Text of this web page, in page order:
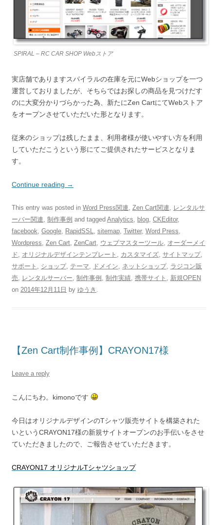
SPIRAL – RC CAR SHOP Webストア
実店舗でありますスパイラルの在庫を元にWebショップを一つ
運営しておりましたが、そちらではお探しの商品を見つけだす
のに大変分かりづらかった為、新たにZen CartにてWebストア
をオープンさせていただいた形となります。
従来のショップは残したまま、利用者様が使いやすい方を利用
していただこうという形にてご提供されたサービスとなりま
す。
Continue reading →
This entry was posted in Word Press関連, Zen Cart関連, レンタルサ
ーバー関連, 制作事例 and tagged Analytics, blog, CKEditor,
facebook, Google, RapidSSL, sitemap, Twitter, Word Press,
Wordpress, Zen Cart, ZenCart, ウェブマスターツール, オーダーメイ
ド , オリジナルデザインテンプレート , カスタマイズ, サイトマップ,
サポート , ショップ, テーマ, ドメイン, ネットショップ, ラジコン販
売, レンタルサーバー, 制作事例 , 制作実績, 携帯サイト , 新規OPEN
on 2014年12月11日 by ゆうき .
【Zen Cart制作事例】CRAYON17様
Leave a reply
こんにちわ。kimonoです
今日はオリジナルデザインのTシャツ販売サイトを構築された
いというCRAYON17様の新規サイトオープンのお手伝いをさせ
ていただきましたので、ご報告させていただきます。
CRAYON17 オリジナルTシャツショップ